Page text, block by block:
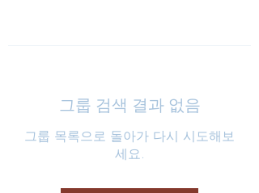
그룹 검색 결과 없음
그룹 목록으로 돌아가 다시 시도해보
세요.